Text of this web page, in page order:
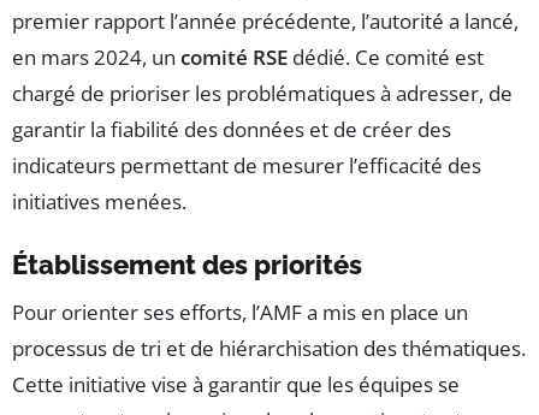
premier rapport l’année précédente, l’autorité a lancé,
en mars 2024, un comité RSE dédié. Ce comité est
chargé de prioriser les problématiques à adresser, de
garantir la fiabilité des données et de créer des
indicateurs permettant de mesurer l’efficacité des
initiatives menées.
Établissement des priorités
Pour orienter ses efforts, l’AMF a mis en place un
processus de tri et de hiérarchisation des thématiques.
Cette initiative vise à garantir que les équipes se